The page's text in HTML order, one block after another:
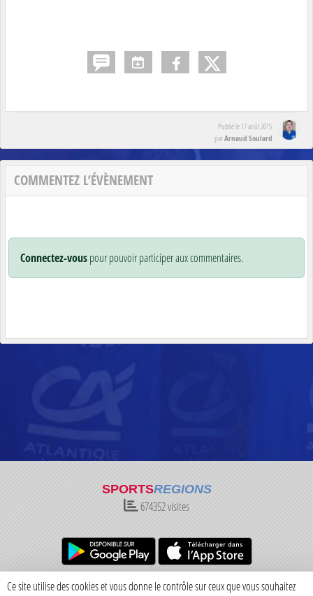
Publié le 17 août 2015
parArnaud Soulard
COMMENTEZ L’ÉVÈNEMENT
Connectez-vouspour pouvoir participer aux commentaires.
SPORTSREGIONS
674352visites
Charte cookies Gestion des cookies
Ce site utilise des cookies et vous donne le contrôle sur ceux que vous souhaitez